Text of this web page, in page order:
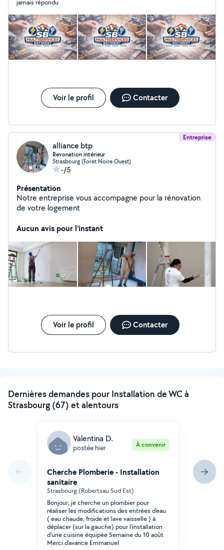
et rénovation intérieure. Grâce à une solide expérience
terrain, SB Multiservices Bâtiment accompagne aussi
bien les particuliers que les professionnels, en
proposant des solutions fiables, durables et adaptées à
chaque situation. L'entreprise s'engage à fournir un
travail soigné, dans le respect des normes en vigueur,
compétences, pour un chantier maîtrisé de A à Z.
jamais répondu
Voir le profil Contacter
Entreprise
alliance btp
Revonation intérieur
Strasbourg (Foret Noire Ouest)
-/5
Présentation
Notre entreprise vous accompagne pour la rénovation
de votre logement
Aucun avis pour l'instant
Voir le profil Contacter
Dernières demandes pour Installation de WC à
Strasbourg (67) et alentours
Valentina D.
postée hier À convenir
Cherche Plomberie - Installation
sanitaire
Strasbourg (Robertsau Sud Est)
Bonjour, je cherche un plombier pour
réaliser les modifications des entrées d'eau
( eau chaude, froide et lave vaisselle ) à
déplacer (sur la gauche) pour l'installation
d'une cuisine équipée Semaine du 10 août
Merci d'avance Emmanuel